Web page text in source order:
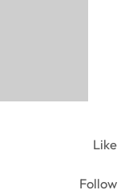
Like
Follow